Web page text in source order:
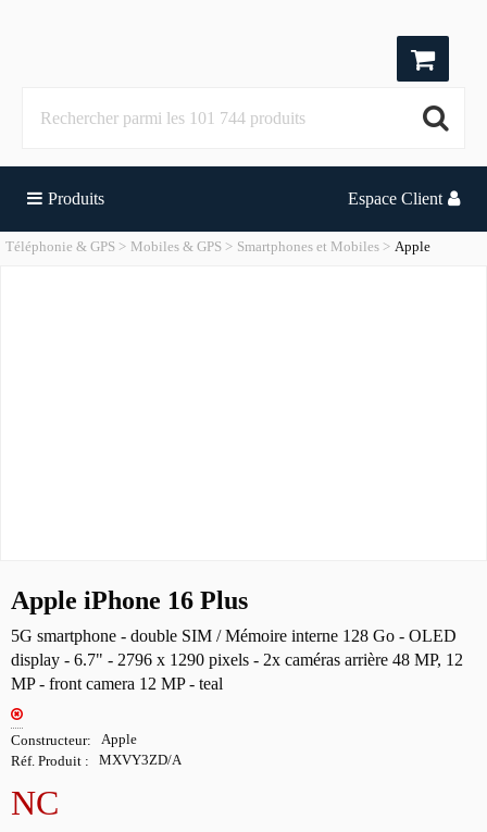
Produits Espace Client
Téléphonie & GPS Mobiles & GPS Smartphones et Mobiles Apple
Apple iPhone 16 Plus
5G smartphone - double SIM / Mémoire interne 128 Go - OLED
display - 6.7" - 2796 x 1290 pixels - 2x caméras arrière 48 MP, 12
MP - front camera 12 MP - teal
Constructeur Apple
Réf. Produit MXVY3ZD/A
NC